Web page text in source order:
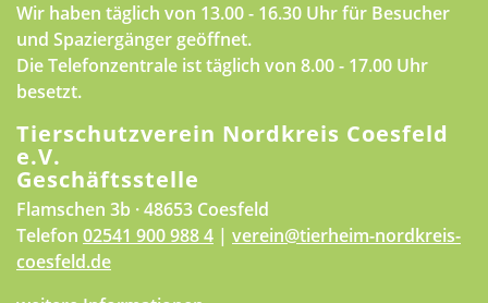
Wir haben täglich von 13.00 - 16.30 Uhr für Besucher
und Spaziergänger geöffnet.
Die Telefonzentrale ist täglich von 8.00 - 17.00 Uhr
besetzt.
Tierschutzverein Nordkreis Coesfeld
e.V.
Geschäftsstelle
Flamschen 3b · 48653 Coesfeld
Telefon 02541 900 988 4 | verein@tierheim-nordkreis-
coesfeld.de